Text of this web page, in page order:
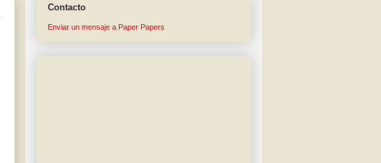
Contacto
Enviar un mensaje a Paper Papers